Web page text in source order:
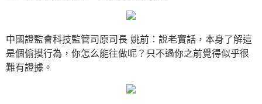
中國證監會科技監管司原司長 姚前：說老實話，本身了解這
是個偷摸行為，你怎么能往做呢？只不過你之前覺得似乎很
難有證據。